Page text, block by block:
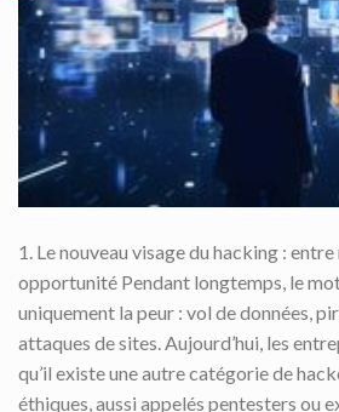
1. Le nouveau visage du hacking :
opportunité Pendant longtemps, le
uniquement la peur : vol de données,
attaques de sites. Aujourd’hui, les
qu’il existe une autre catégorie de
éthiques, aussi appelés pentesters ou